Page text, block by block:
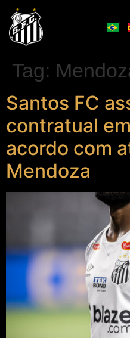
Tag:
Santos FC
contratual
acordo com
Mendoza